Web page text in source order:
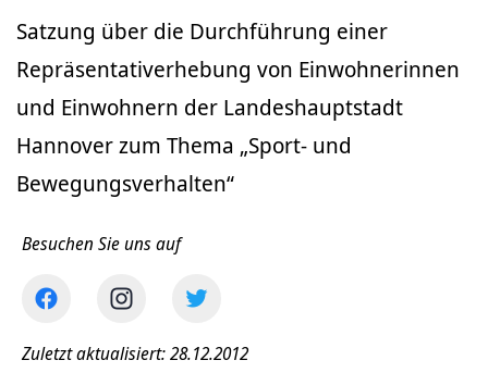
Satzung über die Durchführung einer
Repräsentativerhebung von Einwohnerinnen
und Einwohnern der Landeshauptstadt
Hannover zum Thema „Sport- und
Bewegungsverhalten“
Besuchen Sie uns auf
Zuletzt aktualisiert: 28.12.2012